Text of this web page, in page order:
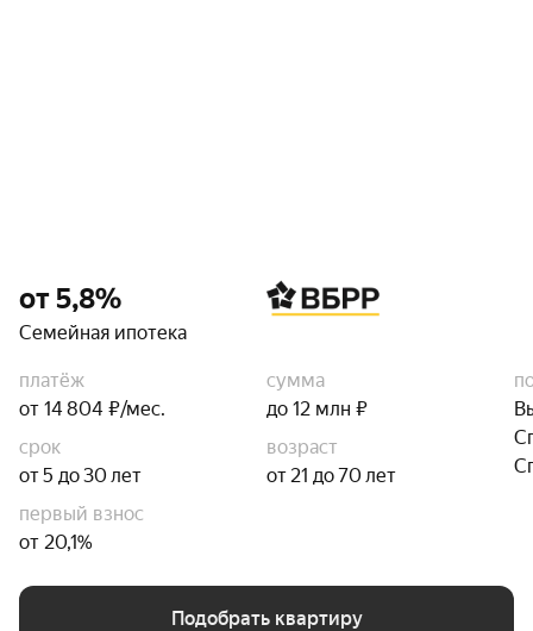
от 5,8%
Семейная ипотека
платёж
от 14 804 ₽/мес.
сумма
до 12 млн ₽
срок
от 5 до 30 лет
возраст
от 21 до 70 лет
первый взнос
от 20,1%
Подобрать квартиру